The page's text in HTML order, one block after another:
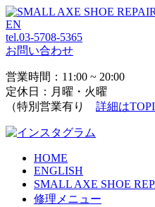
EN
tel.03-5708-5365
お問い合わせ
営業時間：11:00 ~ 20:00
定休日：月曜・火曜
（特別営業有り 詳細は
HOME
ENGLISH
SMALL AXE SHOE
修理メニュー